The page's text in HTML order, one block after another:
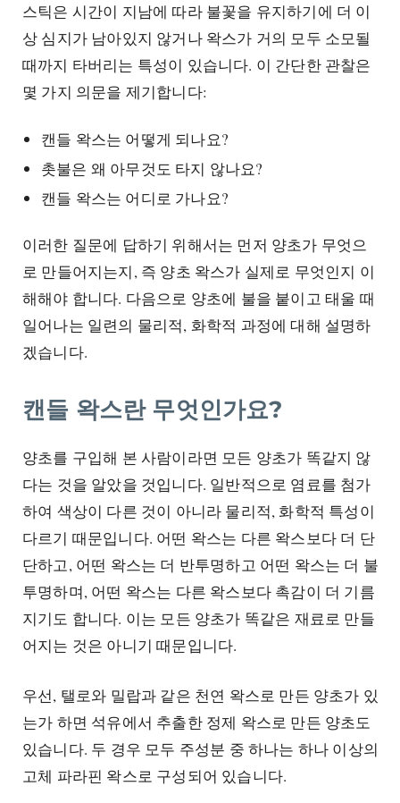
스틱은 시간이 지남에 따라 불꽃을 유지하기에 더 이
상 심지가 남아있지 않거나 왁스가 거의 모두 소모될
때까지 타버리는 특성이 있습니다. 이 간단한 관찰은
몇 가지 의문을 제기합니다:
캔들 왁스는 어떻게 되나요?
촛불은 왜 아무것도 타지 않나요?
캔들 왁스는 어디로 가나요?
이러한 질문에 답하기 위해서는 먼저 양초가 무엇으
로 만들어지는지, 즉 양초 왁스가 실제로 무엇인지 이
해해야 합니다. 다음으로 양초에 불을 붙이고 태울 때
일어나는 일련의 물리적, 화학적 과정에 대해 설명하
겠습니다.
캔들 왁스란 무엇인가요?
양초를 구입해 본 사람이라면 모든 양초가 똑같지 않
다는 것을 알았을 것입니다. 일반적으로 염료를 첨가
하여 색상이 다른 것이 아니라 물리적, 화학적 특성이
다르기 때문입니다. 어떤 왁스는 다른 왁스보다 더 단
단하고, 어떤 왁스는 더 반투명하고 어떤 왁스는 더 불
투명하며, 어떤 왁스는 다른 왁스보다 촉감이 더 기름
지기도 합니다. 이는 모든 양초가 똑같은 재료로 만들
어지는 것은 아니기 때문입니다.
우선, 탤로와 밀랍과 같은 천연 왁스로 만든 양초가 있
는가 하면 석유에서 추출한 정제 왁스로 만든 양초도
있습니다. 두 경우 모두 주성분 중 하나는 하나 이상의
고체 파라핀 왁스로 구성되어 있습니다.